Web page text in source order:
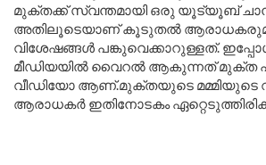
മുക്തക്ക് സ്വന്തമായി ഒരു യൂട്യൂബ്
അതിലൂടെയാണ് കൂടുതൽ
വിശേഷങ്ങൾ പങ്കുവെക്കാറുള്ളത്.
മീഡിയയിൽ വൈറൽ ആകുന്നത് മുക്ത
വീഡിയോ ആണ്.മുക്തയുടെ
ആരാധകർ ഇതിനോടകം